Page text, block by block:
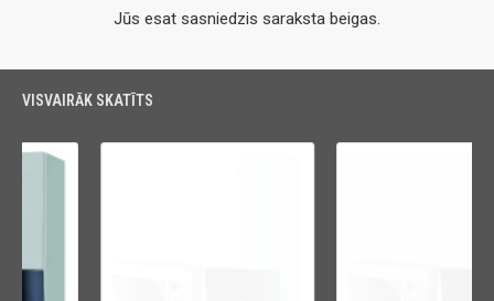
Jūs esat sasniedzis saraksta beigas.
VISVAIRĀK SKATĪTS